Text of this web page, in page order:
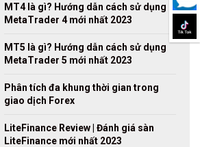
MT4 là gì? Hướng dẫn cách sử dụng
MetaTrader 4 mới nhất 2023
MT5 là gì? Hướng dẫn cách sử dụng
MetaTrader 5 mới nhất 2023
Phân tích đa khung thời gian trong
giao dịch Forex
LiteFinance Review | Đánh giá sàn
LiteFinance mới nhất 2023